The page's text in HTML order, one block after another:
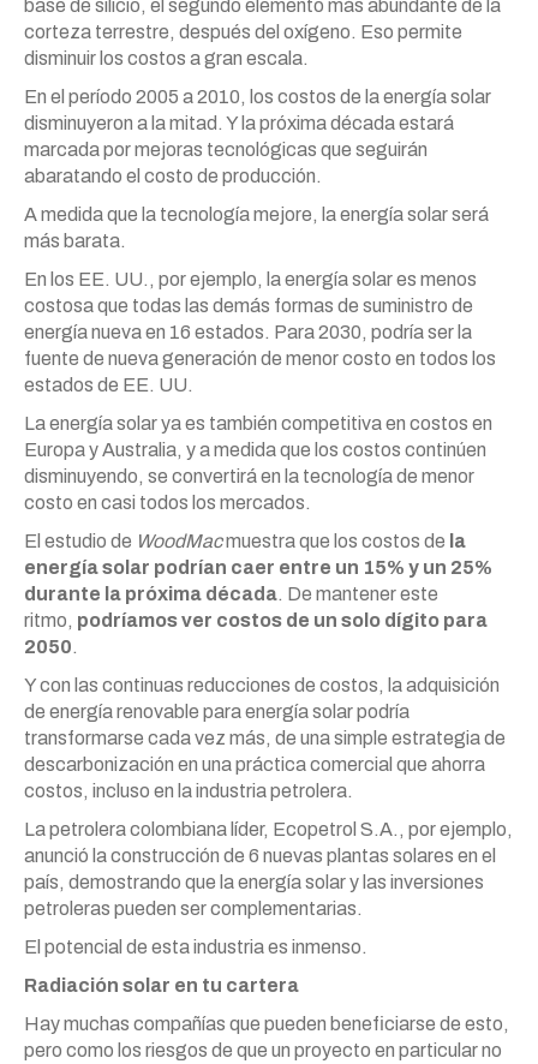
base de silicio, el segundo elemento más abundante de la
corteza terrestre, después del oxígeno. Eso permite
disminuir los costos a gran escala.
En el período 2005 a 2010, los costos de la energía solar
disminuyeron a la mitad. Y la próxima década estará
marcada por mejoras tecnológicas que seguirán
abaratando el costo de producción.
A medida que la tecnología mejore, la energía solar será
más barata.
En los EE. UU., por ejemplo, la energía solar es menos
costosa que todas las demás formas de suministro de
energía nueva en 16 estados. Para 2030, podría ser la
fuente de nueva generación de menor costo en todos los
estados de EE. UU.
La energía solar ya es también competitiva en costos en
Europa y Australia, y a medida que los costos continúen
disminuyendo, se convertirá en la tecnología de menor
costo en casi todos los mercados.
El estudio de WoodMacmuestra que los costos de la
energía solar podrían caer entre un 15% y un 25%
durante la próxima década. De mantener este
ritmo, podríamos ver costos de un solo dígito para
2050.
Y con las continuas reducciones de costos, la adquisición
de energía renovable para energía solar podría
transformarse cada vez más, de una simple estrategia de
descarbonización en una práctica comercial que ahorra
costos, incluso en la industria petrolera.
La petrolera colombiana líder, Ecopetrol S.A., por ejemplo,
anunció la construcción de 6 nuevas plantas solares en el
país, demostrando que la energía solar y las inversiones
petroleras pueden ser complementarias.
El potencial de esta industria es inmenso.
Radiación solar en tu cartera
Hay muchas compañías que pueden beneficiarse de esto,
pero como los riesgos de que un proyecto en particular no